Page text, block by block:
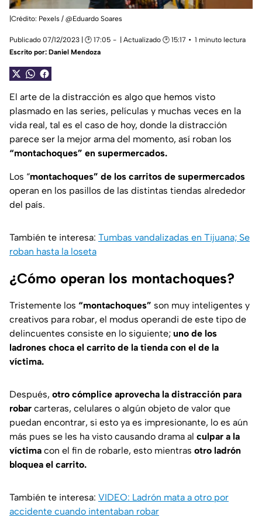
|Crédito: Pexels / @Eduardo Soares
Publicado 07/12/2023 | 🕑 17:05 | Actualizado 🕑 15:17
1 minuto lectura
Escrito por: Daniel Mendoza
El arte de la distracción es algo que hemos visto
plasmado en las series, películas y muchas veces en la
vida real, tal es el caso de hoy, donde la distracción
parece ser la mejor arma del momento, así roban los
“montachoques” en supermercados.
Los “montachoques” de los carritos de supermercados
operan en los pasillos de las distintas tiendas alrededor
del país.
También te interesa: Tumbas vandalizadas en Tijuana; Se
roban hasta la loseta
¿Cómo operan los montachoques?
Tristemente los “montachoques” son muy inteligentes y
creativos para robar, el modus operandi de este tipo de
delincuentes consiste en lo siguiente; uno de los
ladrones choca el carrito de la tienda con el de la
víctima.
Después, otro cómplice aprovecha la distracción para
robar carteras, celulares o algún objeto de valor que
puedan encontrar, si esto ya es impresionante, lo es aún
más pues se les ha visto causando drama al culpar a la
víctima con el fin de robarle, esto mientras otro ladrón
bloquea el carrito.
También te interesa: VIDEO: Ladrón mata a otro por
accidente cuando intentaban robar